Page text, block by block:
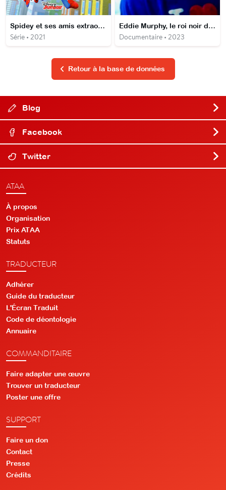
Spidey et ses amis extraordinaires
Série • 2021
Eddie Murphy, le roi noir d'Hollywood
Documentaire • 2023
Retour à la base de données
Blog
Facebook
Twitter
ATAA
À propos
Organisation
Prix ATAA
Statuts
TRADUCTEUR
Adhérer
Guide du traducteur
L'Écran Traduit
Code de déontologie
Annuaire
COMMANDITAIRE
Faire adapter une œuvre
Trouver un traducteur
Poster une offre
SUPPORT
Faire un don
Contact
Presse
Crédits